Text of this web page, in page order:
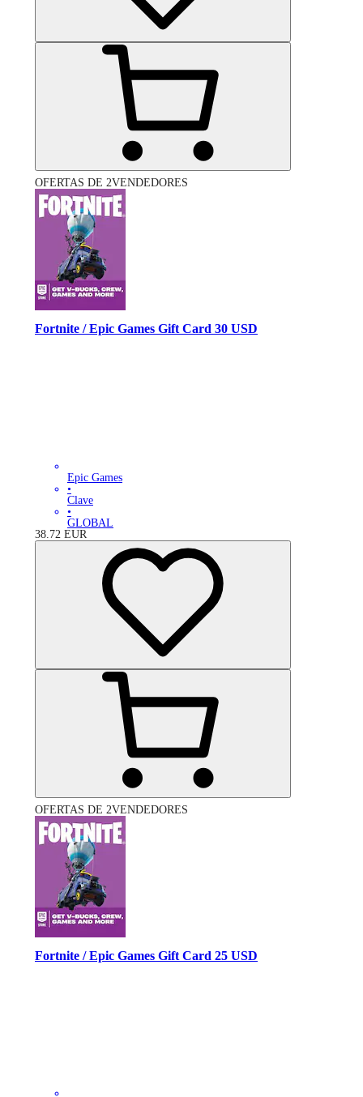
OFERTAS DE 2VENDEDORES
Fortnite / Epic Games Gift Card 30 USD
Epic Games
•
Clave
•
GLOBAL
38.72 EUR
OFERTAS DE 2VENDEDORES
Fortnite / Epic Games Gift Card 25 USD